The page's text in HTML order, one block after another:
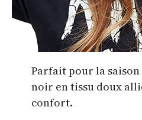
Parfait pour la
noir en tissu doux
confort.